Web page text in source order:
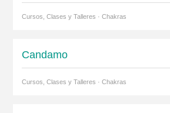
Cursos, Clases y Talleres · Chakras
Candamo
Cursos, Clases y Talleres · Chakras